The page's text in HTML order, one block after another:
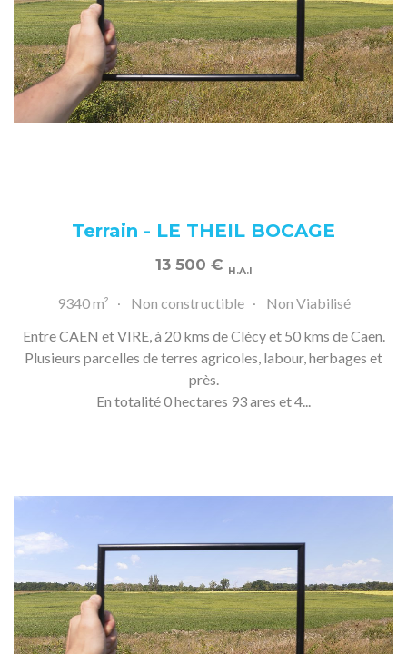
Terrain - LE THEIL BOCAGE
13 500 € H.A.I
9340 m² Non constructible
Non Viabilisé
Entre CAEN et VIRE, à 20 kms de Clécy et 50 kms de Caen.
Plusieurs parcelles de terres agricoles, labour, herbages et
près.
En totalité 0 hectares 93 ares et 4...